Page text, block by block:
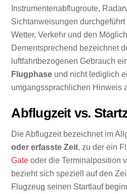
Instrumentenabflugroute,
Sichtanweisungen
Wetter, Verkehr und den
Dementsprechend bezeichnet
luftfahrtbezogenen Gebrauch
Flugphase und nicht lediglich
umgangssprachlichen Hinweis
Abflugzeit vs.
Die Abflugzeit bezeichnet im
oder erfasste Zeit, zu der ein
Gate oder die Terminalposition
bezieht sich speziell auf den
Flugzeug seinen Startlauf